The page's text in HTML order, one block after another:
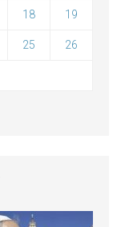
18 19
25 26